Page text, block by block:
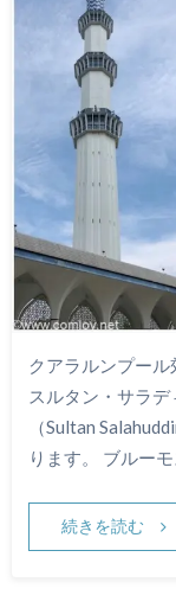
クアラルンプール
スルタン・サラ
（Sultan
ります。 ブルー
続きを読む